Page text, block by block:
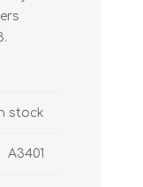
stock
A3401